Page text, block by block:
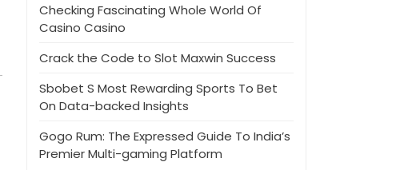
Checking Fascinating Whole World Of
Casino Casino
Crack the Code to Slot Maxwin Success
Sbobet S Most Rewarding Sports To Bet
On Data-backed Insights
Gogo Rum: The Expressed Guide To India’s
Premier Multi-gaming Platform